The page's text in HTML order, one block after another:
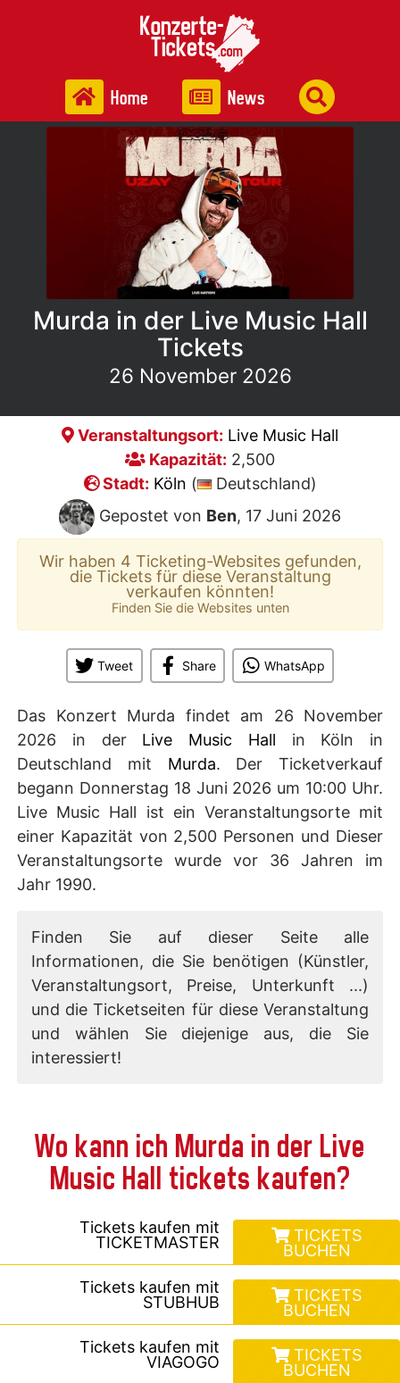
Home News
Murda in der Live Music Hall
Tickets
26 November 2026
Veranstaltungsort: Live Music Hall
Kapazität: 2,500
Stadt: Köln (
Deutschland)
Gepostet von Ben, 17 Juni 2026
Wir haben 4 Ticketing-Websites gefunden,
die Tickets für diese Veranstaltung
verkaufen könnten!
Finden Sie die Websites unten
Tweet Share WhatsApp
Das Konzert Murda findet am 26 November
2026 in der Live Music Hall in Köln in
Deutschland mit Murda. Der Ticketverkauf
begann Donnerstag 18 Juni 2026 um 10:00 Uhr.
Live Music Hall ist ein Veranstaltungsorte mit
einer Kapazität von 2,500 Personen und Dieser
Veranstaltungsorte wurde vor 36 Jahren im
Jahr 1990.
Finden Sie auf dieser Seite alle
Informationen, die Sie benötigen (Künstler,
Veranstaltungsort, Preise, Unterkunft ...)
und die Ticketseiten für diese Veranstaltung
und wählen Sie diejenige aus, die Sie
interessiert!
Wo kann ich Murda in der Live
Music Hall tickets kaufen?
Tickets kaufen mit
TICKETMASTER
TICKETS
BUCHEN
Tickets kaufen mit
STUBHUB
TICKETS
BUCHEN
Tickets kaufen mit
VIAGOGO
TICKETS
BUCHEN